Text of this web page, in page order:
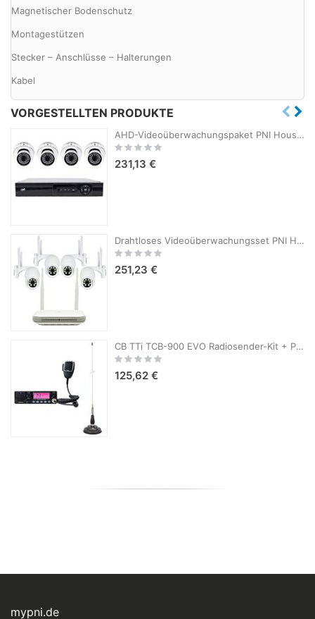
Magnetischer Bodenschutz
Montagestützen
Stecker – Anschlüsse – Halterungen
Kabel
VORGESTELLTEN PRODUKTE
AHD-Videoüberwachungspaket PNI House AHD880, 8 Kanäle, 5 MP – DVR/NVR und 4 Außenkameras AHD25, 5 MP, Kuppel, IP66
Rating:
231,13 €
Drahtloses Videoüberwachungsset PNI House WiFi800 NVR und 4 PNI IP840-Außenkameras, 8 MP, 4K, IP65
Rating:
251,23 €
CB TTi TCB-900 EVO Radiosender-Kit + PNI ML100 CB-Antenne mit Magnet
Rating:
125,62 €
mypni.de